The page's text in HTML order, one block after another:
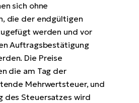
sich ohne
die der endgültigen
werden und vor
Auftragsbestätigung
Die Preise
die am Tag der
Mehrwertsteuer, und
des Steuersatzes wird